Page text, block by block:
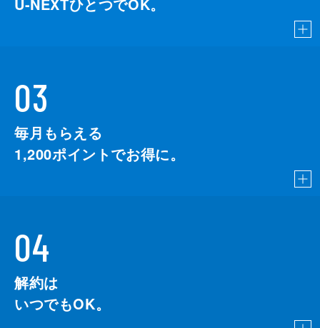
03
毎月もらえる
1,200ポイントでお得に。
04
解約は
いつでもOK。